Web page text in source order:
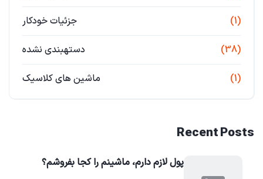
جزئیات خودکار (1)
دستهبندی نشده (38)
ماشین های کلاسیک (1)
Recent Posts
پول لازم دارم، ماشینم را کجا بفروشم؟